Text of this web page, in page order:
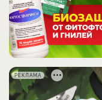
РЕКЛАМА